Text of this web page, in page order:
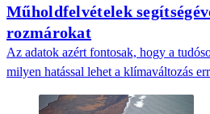
Műholdfelvételek
rozmárokat
Az adatok azért fontosak, hogy a
milyen hatással lehet a klímaváltozás